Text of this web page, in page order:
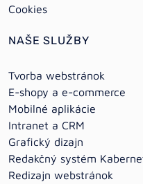
Cookies
NAŠE SLUŽBY
Tvorba webstránok
E-shopy a e-commerce
Mobilné aplikácie
Intranet a CRM
Grafický dizajn
Redakčný systém
Redizajn webstránok